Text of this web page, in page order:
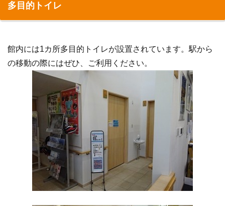
多目的トイレ
館内には1カ所多目的トイレが設置されています。駅から
の移動の際にはぜひ、ご利用ください。